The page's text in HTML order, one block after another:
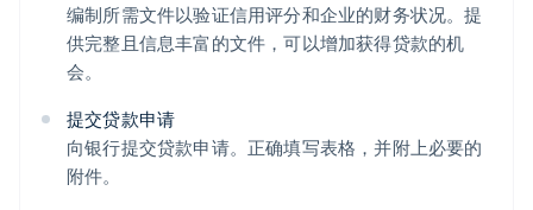
编制所需文件以验证信用评分和企业的财务状况。提
供完整且信息丰富的文件，可以增加获得贷款的机
会。
提交贷款申请
向银行提交贷款申请。正确填写表格，并附上必要的
附件。